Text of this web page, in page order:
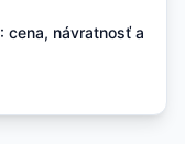
cena, návratnosť a